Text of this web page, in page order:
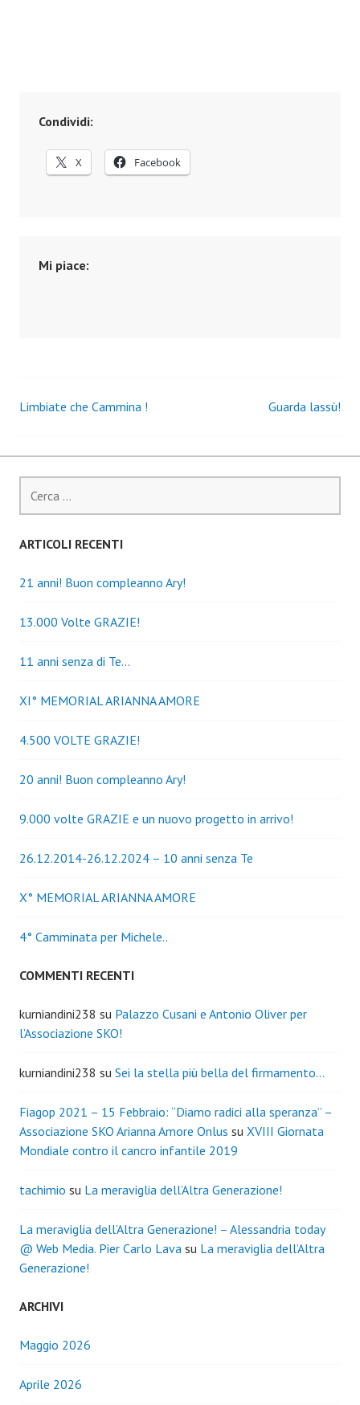
Condividi:
X Facebook
Mi piace:
Navigazione
articoli
Limbiate che Cammina ! Guarda lassù!
per:
ARTICOLI RECENTI
21 anni! Buon compleanno Ary!
13.000 Volte GRAZIE!
11 anni senza di Te…
XI° MEMORIAL ARIANNA AMORE
4.500 VOLTE GRAZIE!
20 anni! Buon compleanno Ary!
9.000 volte GRAZIE e un nuovo progetto in arrivo!
26.12.2014-26.12.2024 – 10 anni senza Te
X° MEMORIAL ARIANNA AMORE
4° Camminata per Michele..
COMMENTI RECENTI
kurniandini238 su Palazzo Cusani e Antonio Oliver per
l’Associazione SKO!
kurniandini238 su Sei la stella più bella del firmamento…
Fiagop 2021 – 15 Febbraio: “Diamo radici alla speranza” –
Associazione SKO Arianna Amore Onlus su XVIII Giornata
Mondiale contro il cancro infantile 2019
tachimio su La meraviglia dell’Altra Generazione!
La meraviglia dell’Altra Generazione! – Alessandria today
@ Web Media. Pier Carlo Lava su La meraviglia dell’Altra
Generazione!
ARCHIVI
Maggio 2026
Aprile 2026